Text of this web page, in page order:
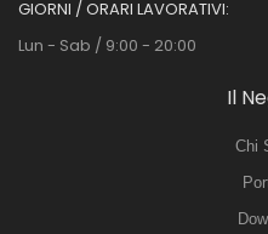
GIORNI / ORARI LAVORATIVI:
Lun - Sab / 9:00 - 20:00
Il
Chi